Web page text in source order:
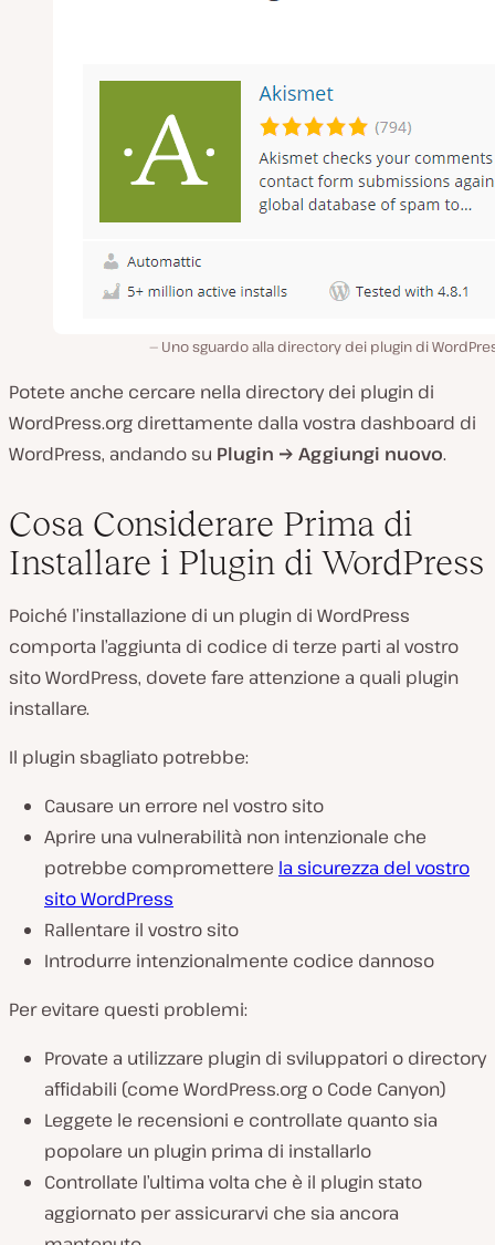
Uno sguardo alla directory dei plugin di
Potete anche cercare nella directory dei plugin di
WordPress.org direttamente dalla vostra dashboard di
WordPress, andando su Plugin → Aggiungi nuovo.
Cosa Considerare Prima di
Installare i Plugin di WordPress
Poiché l’installazione di un plugin di WordPress
comporta l’aggiunta di codice di terze parti al vostro
sito WordPress, dovete fare attenzione a quali plugin
installare.
Il plugin sbagliato potrebbe:
Causare un errore nel vostro sito
Aprire una vulnerabilità non intenzionale che
potrebbe compromettere la sicurezza del vostro
sito WordPress
Rallentare il vostro sito
Introdurre intenzionalmente codice dannoso
Per evitare questi problemi:
Provate a utilizzare plugin di sviluppatori o directory
affidabili (come WordPress.org o Code Canyon)
Leggete le recensioni e controllate quanto sia
popolare un plugin prima di installarlo
Controllate l’ultima volta che è il plugin stato
aggiornato per assicurarvi che sia ancora